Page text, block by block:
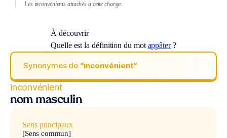
Les inconvénients attachés à cette charge.
À découvrir
Quelle est la définition du mot appâter?
Synonymes de “inconvénient“
inconvénient
nom masculin
Sens principaux
[Sens commun]